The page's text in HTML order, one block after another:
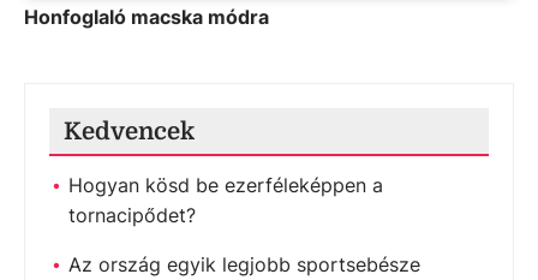
Honfoglaló macska módra
Kedvencek
Hogyan kösd be ezerféleképpen a
tornacipődet?
Az ország egyik legjobb sportsebésze